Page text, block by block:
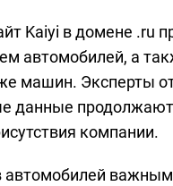
Kaiyi в домене .ru
автомобилей, а
машин. Эксперты
данные
компании.
важным